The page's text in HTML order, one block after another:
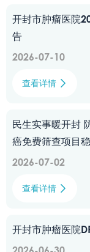
开封市肿瘤医院
告
2026-07-10
查看详情 
民生实事暖开封
癌免费筛查项目
2026-07-02
查看详情 
开封市肿瘤医院